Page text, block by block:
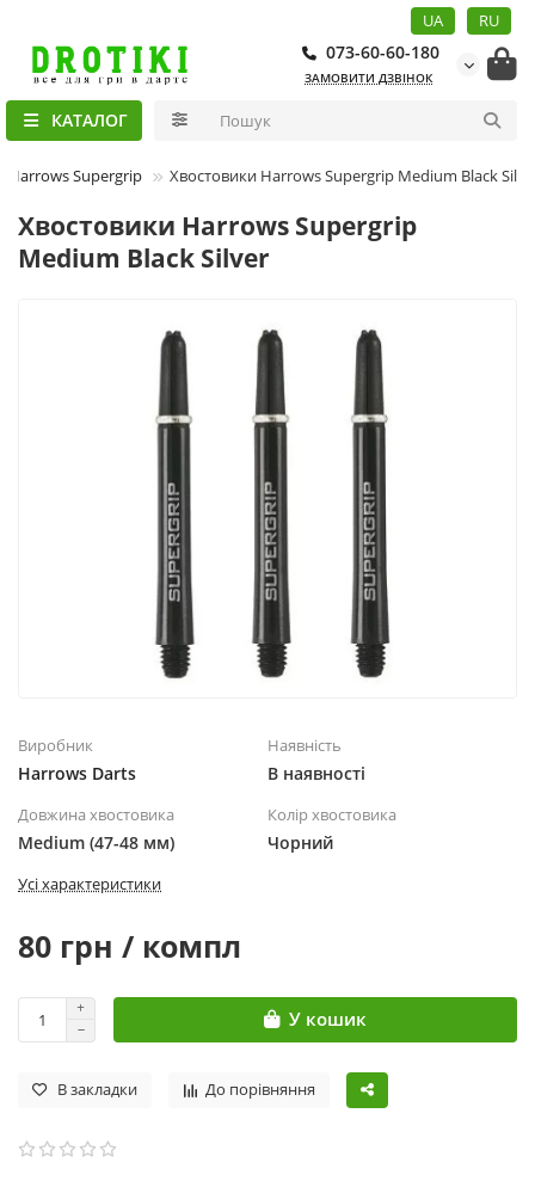
UA RU
073-60-60-180
ЗАМОВИТИ ДЗВІНОК
КАТАЛОГ
Harrows Supergrip Хвостовики Harrows Supergrip Medium Black
Хвостовики Harrows Supergrip
Medium Black Silver
Виробник
Harrows Darts
Наявність
В наявності
Довжина хвостовика
Medium (47-48 мм)
Колір хвостовика
Чорний
Усі характеристики
80 грн / компл
У кошик
В закладки До порівняння